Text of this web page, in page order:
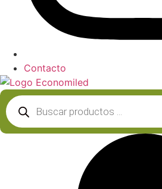
Contacto
Búsqueda
de
productos